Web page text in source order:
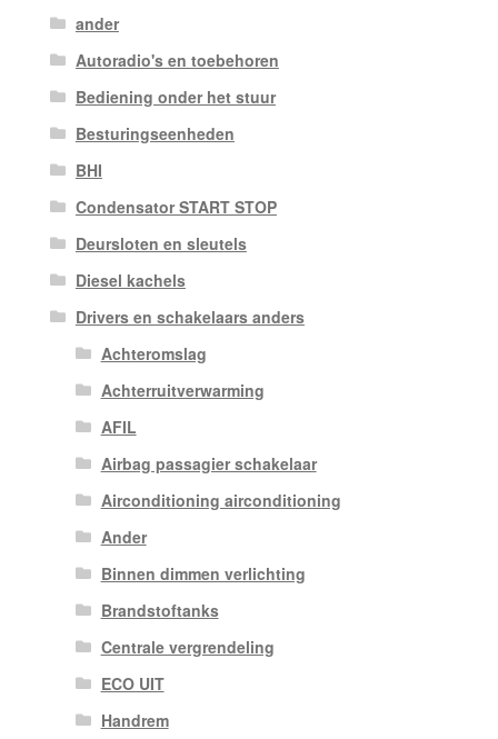
ander
Autoradio's en toebehoren
Bediening onder het stuur
Besturingseenheden
BHI
Condensator START STOP
Deursloten en sleutels
Diesel kachels
Drivers en schakelaars anders
Achteromslag
Achterruitverwarming
AFIL
Airbag passagier schakelaar
Airconditioning airconditioning
Ander
Binnen dimmen verlichting
Brandstoftanks
Centrale vergrendeling
ECO UIT
Handrem